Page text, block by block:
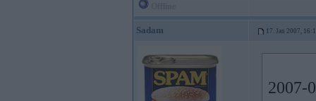
Sadam 17. Jan 2007,
2007-